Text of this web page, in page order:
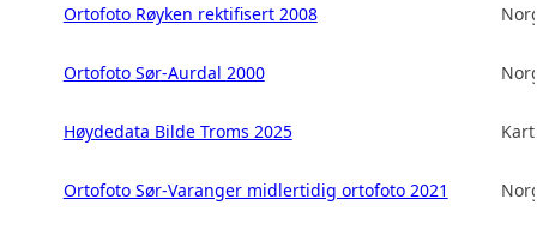
Ortofoto Røyken rektifisert 2008
Ortofoto Sør-Aurdal 2000
Høydedata Bilde Troms 2025
Ortofoto Sør-Varanger midlertidig ortofoto 2021